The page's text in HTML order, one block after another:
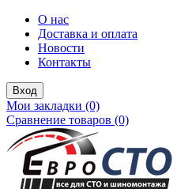
О нас
Доставка и оплата
Новости
Контакты
Вход
Мои закладки (0)
Сравнение товаров (0)